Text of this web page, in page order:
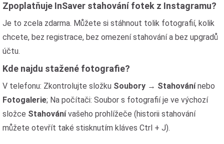
Zpoplatňuje InSaver stahování fotek z Instagramu?
Je to zcela zdarma. Můžete si stáhnout tolik fotografií, kolik
chcete, bez registrace, bez omezení stahování a bez upgradů
účtu.
Kde najdu stažené fotografie?
V telefonu: Zkontrolujte složku Soubory → Stahovánínebo
Fotogalerie; Na počítači: Soubor s fotografií je ve výchozí
složce Stahovánívašeho prohlížeče (historii stahování
můžete otevřít také stisknutím kláves Ctrl + J).